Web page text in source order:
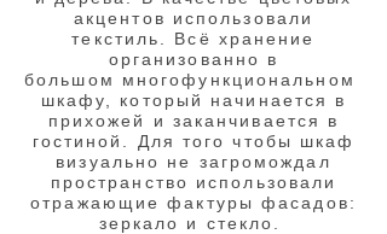
акцентов использовали
текстиль. Всё хранение
организованно в
большом многофункциональном
шкафу, который начинается в
прихожей и заканчивается в
гостиной. Для того чтобы шкаф
визуально не загромождал
пространство использовали
отражающие фактуры фасадов:
зеркало и стекло.